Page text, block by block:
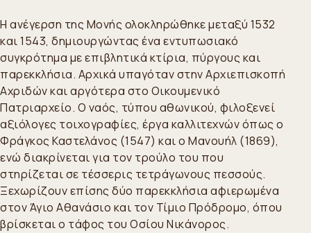
Η ανέγερση της Μονής ολοκληρώθηκε μεταξύ 1532
και 1543, δημιουργώντας ένα εντυπωσιακό
συγκρότημα με επιβλητικά κτίρια, πύργους και
παρεκκλήσια. Αρχικά υπαγόταν στην Αρχιεπισκοπή
Αχριδών και αργότερα στο Οικουμενικό
Πατριαρχείο. Ο ναός, τύπου αθωνικού, φιλοξενεί
αξιόλογες τοιχογραφίες, έργα καλλιτεχνών όπως ο
Φράγκος Καστελάνος (1547) και ο Μανουήλ (1869),
ενώ διακρίνεται για τον τρούλο του που
στηρίζεται σε τέσσερις τετράγωνους πεσσούς.
Ξεχωρίζουν επίσης δύο παρεκκλήσια αφιερωμένα
στον Άγιο Αθανάσιο και τον Τίμιο Πρόδρομο, όπου
βρίσκεται ο τάφος του Οσίου Νικάνορος.